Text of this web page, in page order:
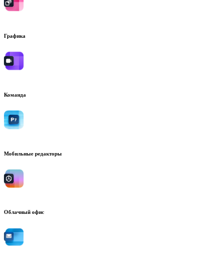
Графика
Команда
Мобильные редакторы
Облачный офис